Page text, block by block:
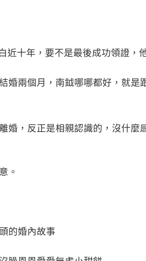
近十年，要不是最後成功領證，
婚兩個月，南鉞哪哪都好，就是
婚，反正是相親認識的，沒什麼
。
的婚內故事